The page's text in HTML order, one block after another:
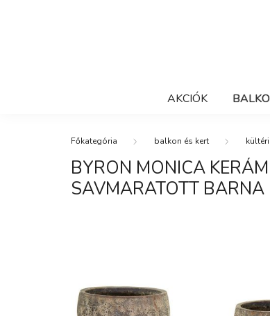
AKCIÓK
balkon és kert
BYRON MONICA
SAVMARATOTT